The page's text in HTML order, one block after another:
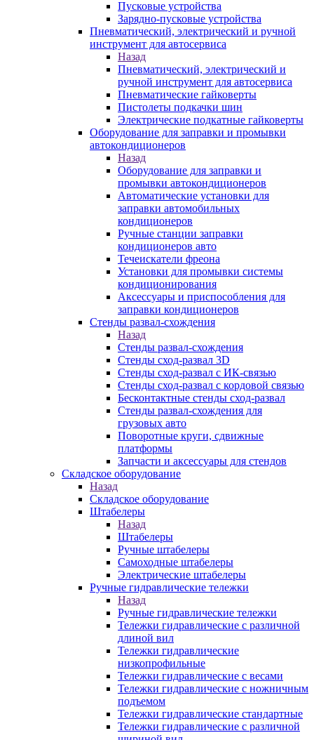
Пусковые устройства
Зарядно-пусковые устройства
Пневматический, электрический и ручной
инструмент для автосервиса
Назад
Пневматический, электрический и
ручной инструмент для автосервиса
Пневматические гайковерты
Пистолеты подкачки шин
Электрические подкатные гайковерты
Оборудование для заправки и промывки
автокондиционеров
Назад
Оборудование для заправки и
промывки автокондиционеров
Автоматические установки для
заправки автомобильных
кондиционеров
Ручные станции заправки
кондиционеров авто
Течеискатели фреона
Установки для промывки системы
кондиционирования
Аксессуары и приспособления для
заправки кондиционеров
Стенды развал-схождения
Назад
Стенды развал-схождения
Стенды сход-развал 3D
Стенды сход-развал с ИК-связью
Стенды сход-развал с кордовой связью
Бесконтактные стенды сход-развал
Стенды развал-схождения для
грузовых авто
Поворотные круги, сдвижные
платформы
Запчасти и аксессуары для стендов
Складское оборудование
Назад
Складское оборудование
Штабелеры
Назад
Штабелеры
Ручные штабелеры
Самоходные штабелеры
Электрические штабелеры
Ручные гидравлические тележки
Назад
Ручные гидравлические тележки
Тележки гидравлические с различной
длиной вил
Тележки гидравлические
низкопрофильные
Тележки гидравлические с весами
Тележки гидравлические с ножничным
подъемом
Тележки гидравлические стандартные
Тележки гидравлические с различной